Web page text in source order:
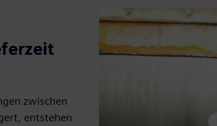
zwischen
entstehen